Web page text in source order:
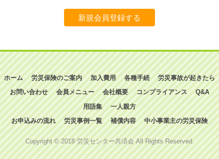
新規会員登録する
ホーム 労災保険のご案内 加入費用 各種手続
労災事故が起きたら
お問い合わせ
会員メニュー 会社概要 コンプライアンス
Q&A
用語集
一人親方
お申込みの流れ
労災事例一覧 補償内容 中小事業主の労災保険
Copyright © 2018 労災センター共済会 All Rights Reserved.